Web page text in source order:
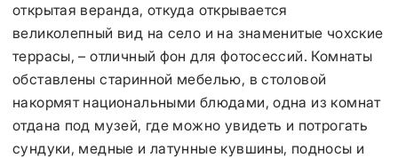
открытая веранда, откуда открывается
великолепный вид на село и на знаменитые чохские
террасы, – отличный фон для фотосессий. Комнаты
обставлены старинной мебелью, в столовой
накормят национальными блюдами, одна из комнат
отдана под музей, где можно увидеть и потрогать
сундуки, медные и латунные кувшины, подносы и